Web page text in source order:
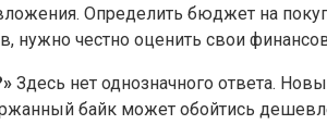
Определить бюджет на
нужно честно оценить свои
Здесь нет однозначного ответа.​
байк может обойтись